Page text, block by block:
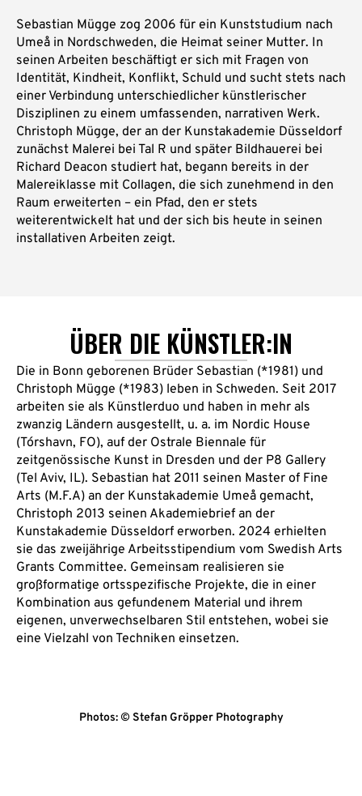
Sebastian Mügge zog 2006 für ein Kunststudium nach
Umeå in Nordschweden, die Heimat seiner Mutter. In
seinen Arbeiten beschäftigt er sich mit Fragen von
Identität, Kindheit, Konflikt, Schuld und sucht stets nach
einer Verbindung unterschiedlicher künstlerischer
Disziplinen zu einem umfassenden, narrativen Werk.
Christoph Mügge, der an der Kunstakademie Düsseldorf
zunächst Malerei bei Tal R und später Bildhauerei bei
Richard Deacon studiert hat, begann bereits in der
Malereiklasse mit Collagen, die sich zunehmend in den
Raum erweiterten – ein Pfad, den er stets
weiterentwickelt hat und der sich bis heute in seinen
installativen Arbeiten zeigt.
ÜBER DIE KÜNSTLER:IN
Die in Bonn geborenen Brüder Sebastian (*1981) und
Christoph Mügge (*1983) leben in Schweden. Seit 2017
arbeiten sie als Künstlerduo und haben in mehr als
zwanzig Ländern ausgestellt, u. a. im Nordic House
(Tórshavn, FO), auf der Ostrale Biennale für
zeitgenössische Kunst in Dresden und der P8 Gallery
(Tel Aviv, IL). Sebastian hat 2011 seinen Master of Fine
Arts (M.F.A) an der Kunstakademie Umeå gemacht,
Christoph 2013 seinen Akademiebrief an der
Kunstakademie Düsseldorf erworben. 2024 erhielten
sie das zweijährige Arbeitsstipendium vom Swedish Arts
Grants Committee. Gemeinsam realisieren sie
großformatige ortsspezifische Projekte, die in einer
Kombination aus gefundenem Material und ihrem
eigenen, unverwechselbaren Stil entstehen, wobei sie
eine Vielzahl von Techniken einsetzen.
Photos: © Stefan Gröpper Photography